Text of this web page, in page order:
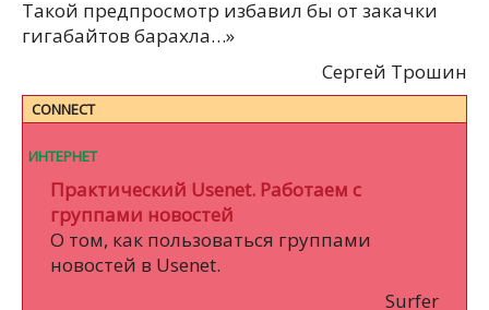
Такой предпросмотр избавил бы от закачки
гигабайтов барахла…»
Сергей Трошин
CONNECT
ИНТЕРНЕТ
Практический Usenet. Работаем с
группами новостей
О том, как пользоваться группами
новостей в Usenet.
Surfer